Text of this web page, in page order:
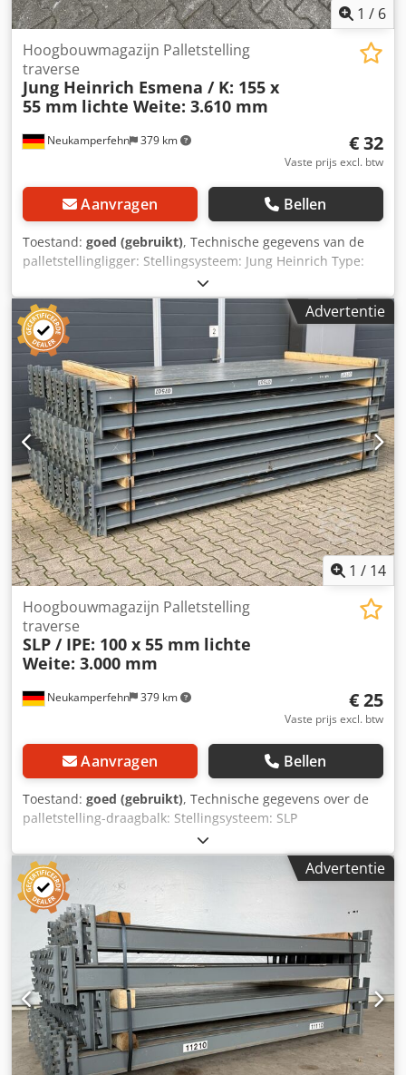
1 / 6
Neukamperfehn 379 km
Hoogbouwmagazijn Palletstelling
traverse
Jung Heinrich Esmena / K: 155 x
55 mm lichte Weite: 3.610 mm
€ 32
Vaste prijs excl. btw
Aanvragen Bellen
Toestand: goed (gebruikt), Technische gegevens van de
palletstellingligger: Stellingsysteem: Jung Heinrich Type:
Esmena Inbegrepen in de levering: 01x palletstellingligger,
gebruikt Materiaal kleur: groen Doosprofiel: 155 x 55 mm
Drager met 4 haken Vrije overspanning: 3.610 mm 02x
borgpen, gebruikt Uitvoering: volledig verzinkt Voor het
zekeren van de liggers tegen onbedoeld uitheffen
Dsdpfxow Upxwj Ak Aock Uw contactpersonen bij ons in
het bedrijf: Dhr. Andre Evering Dhr. Mario Klöver Dhr. Falk
Deutsch Algemene informatie over het artikel: Dit artikel
wordt uitsluitend aangeboden voor afhalen. Indien
transport of verzending gewenst is, zijn hier extra kosten
aan verbonden. Deze kunnen op aanvraag, afhankelijk van
leverlocatie en leveromvang, afzonderlijk worden
opgegeven.
Advertentie
1 / 14
Neukamperfehn 379 km
Hoogbouwmagazijn Palletstelling
traverse
SLP / IPE: 100 x 55 mm lichte
Weite: 3.000 mm
€ 25
Vaste prijs excl. btw
Aanvragen Bellen
Toestand: goed (gebruikt), Technische gegevens over de
palletstelling-draagbalk: Stellingsysteem: SLP
Leveringsomvang omvat: 01x palletstelling-draagbalk,
gebruikt Materiaalkleur: grijs IPE-profiel: 100 x 55 mm
Aangrijper: 3 HK (haken) Vrije overspanning: 3.000 mm 02x
borgpennen, gebruikt Dcsdpfx Asxnzdkek Aek Uitvoering:
compleet verzinkt Voor borging van de liggers tegen
onbedoeld uitlichten Uw contactpersonen bij ons: Dhr.:
Andre Evering Dhr.: Mario Klöver Dhr.: Falk Deutsch
Algemene informatie over het artikel: Dit artikel wordt
uitsluitend aangeboden voor afhaling. Indien transport of
verzending gewenst is, brengt dit extra kosten met zich
mee. Deze kunnen afzonderlijk worden opgevraagd,
afhankelijk van de afleverlocatie en omvang van de
bestelling.
Advertentie